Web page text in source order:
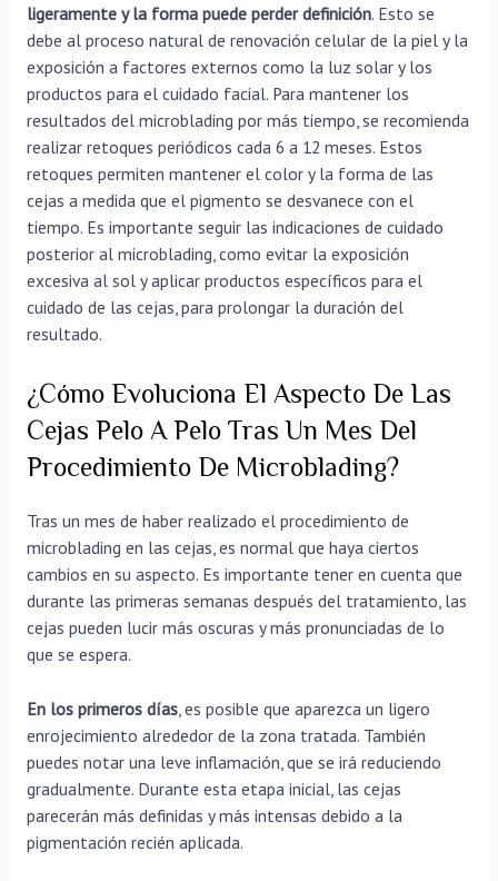
ligeramente y la forma puede perder definición. Esto se
debe al proceso natural de renovación celular de la piel y la
exposición a factores externos como la luz solar y los
productos para el cuidado facial. Para mantener los
resultados del microblading por más tiempo, se recomienda
realizar retoques periódicos cada 6 a 12 meses. Estos
retoques permiten mantener el color y la forma de las
cejas a medida que el pigmento se desvanece con el
tiempo. Es importante seguir las indicaciones de cuidado
posterior al microblading, como evitar la exposición
excesiva al sol y aplicar productos específicos para el
cuidado de las cejas, para prolongar la duración del
resultado.
¿Cómo Evoluciona El Aspecto De Las
Cejas Pelo A Pelo Tras Un Mes Del
Procedimiento De Microblading?
Tras un mes de haber realizado el procedimiento de
microblading en las cejas, es normal que haya ciertos
cambios en su aspecto. Es importante tener en cuenta que
durante las primeras semanas después del tratamiento, las
cejas pueden lucir más oscuras y más pronunciadas de lo
que se espera.
En los primeros días, es posible que aparezca un ligero
enrojecimiento alrededor de la zona tratada. También
puedes notar una leve inflamación, que se irá reduciendo
gradualmente. Durante esta etapa inicial, las cejas
parecerán más definidas y más intensas debido a la
pigmentación recién aplicada.